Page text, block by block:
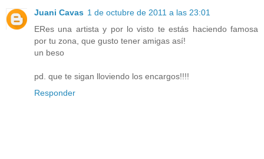
Juani Cavas 1 de octubre de 2011 a las 23:01
ERes una artista y por lo visto te estás haciendo famosa
por tu zona, que gusto tener amigas así!
un beso
pd. que te sigan lloviendo los encargos!!!!
Responder